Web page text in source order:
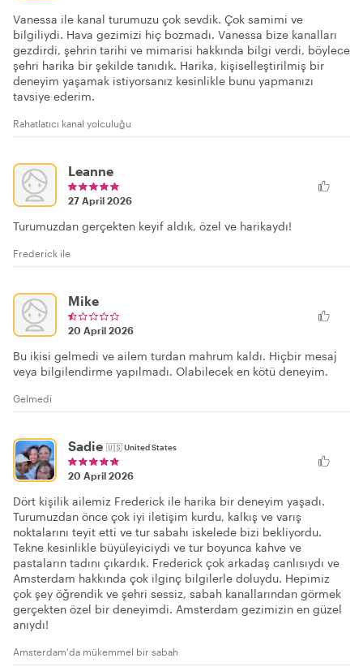
Vanessa ile kanal turumuzu çok sevdik. Çok samimi ve
bilgiliydi. Hava gezimizi hiç bozmadı. Vanessa bize kanalları
gezdirdi, şehrin tarihi ve mimarisi hakkında bilgi verdi, böylece
şehri harika bir şekilde tanıdık. Harika, kişiselleştirilmiş bir
deneyim yaşamak istiyorsanız kesinlikle bunu yapmanızı
tavsiye ederim.
Rahatlatıcı kanal yolculuğu
Leanne
27 April 2026
Turumuzdan gerçekten keyif aldık, özel ve harikaydı!
Frederick ile
Mike
20 April 2026
Bu ikisi gelmedi ve ailem turdan mahrum kaldı. Hiçbir mesaj
veya bilgilendirme yapılmadı. Olabilecek en kötü deneyim.
Gelmedi
Sadie 🇺🇸United States
20 April 2026
Dört kişilik ailemiz Frederick ile harika bir deneyim yaşadı.
Turumuzdan önce çok iyi iletişim kurdu, kalkış ve varış
noktalarını teyit etti ve tur sabahı iskelede bizi bekliyordu.
Tekne kesinlikle büyüleyiciydi ve tur boyunca kahve ve
pastaların tadını çıkardık. Frederick çok arkadaş canlısıydı ve
Amsterdam hakkında çok ilginç bilgilerle doluydu. Hepimiz
çok şey öğrendik ve şehri sessiz, sabah kanallarından görmek
gerçekten özel bir deneyimdi. Amsterdam gezimizin en güzel
anıydı!
Amsterdam'da mükemmel bir sabah